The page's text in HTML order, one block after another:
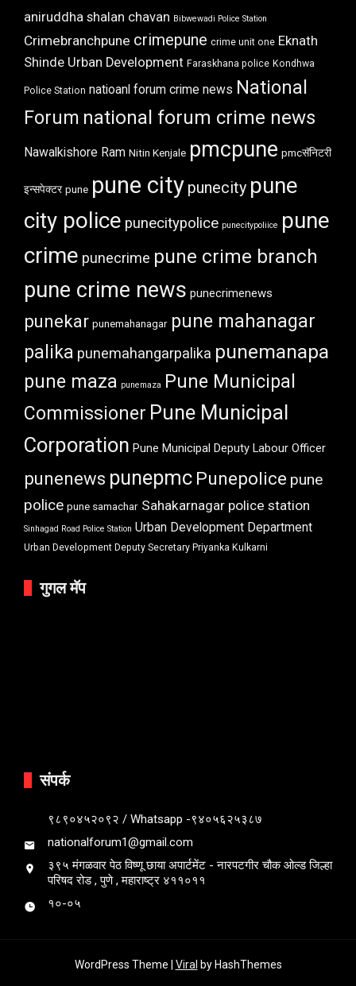
aniruddha shalan chavan Bibwewadi Police Station
Crimebranchpune crimepune crime unit one Eknath
Shinde Urban Development Faraskhana police Kondhwa
Police Station natioanl forum crime news National
Forum national forum crime news
Nawalkishore Ram Nitin Kenjale pmcpune pmcसॅनिटरी
इन्सपेक्टर pune pune city punecity pune
city police punecitypolice punecitypoliice pune
crime punecrime pune crime branch
pune crime news punecrimenews
punekar punemahanagar pune mahanagar
palika punemahangarpalika punemanapa
pune maza punemaza
Pune Municipal
Commissioner Pune Municipal
Corporation Pune Municipal Deputy Labour Officer
punenews punepmc Punepolice pune
police pune samachar Sahakarnagar police station
Sinhagad Road Police Station Urban Development Department
Urban Development Deputy Secretary Priyanka Kulkarni
गुगल मॅप
संपर्क
९८९०४५२०९२ / Whatsapp -९४०५६२५३८७
nationalforum1@gmail.com
३९५ मंगळवार पेठ विष्णू छाया अपार्टमेंट - नारपटगीर चौक ओल्ड जिल्हा
परिषद रोड , पुणे , महाराष्ट्र ४११०११
१०-०५
WordPress Theme | Viral by HashThemes